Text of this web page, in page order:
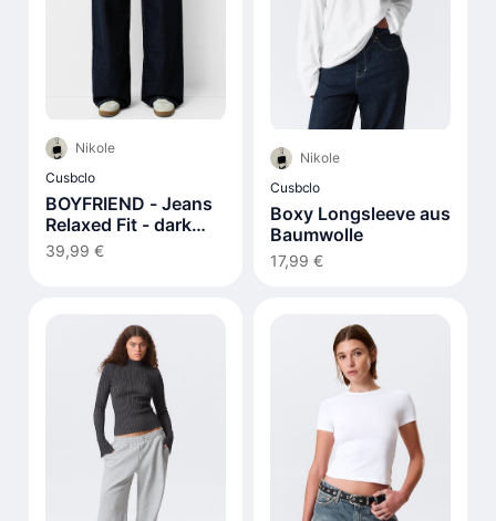
Nikole
Cusbclo
BOYFRIEND - Jeans
Relaxed Fit - dark
blue
39,99 €
Nikole
Cusbclo
Boxy Longsleeve aus
Baumwolle
17,99 €